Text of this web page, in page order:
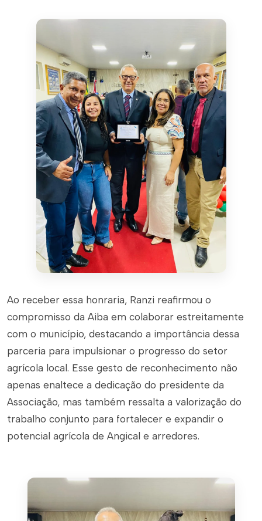
Ao receber essa honraria, Ranzi reafirmou o
compromisso da Aiba em colaborar estreitamente
com o município, destacando a importância dessa
parceria para impulsionar o progresso do setor
agrícola local. Esse gesto de reconhecimento não
apenas enaltece a dedicação do presidente da
Associação, mas também ressalta a valorização do
trabalho conjunto para fortalecer e expandir o
potencial agrícola de Angical e arredores.